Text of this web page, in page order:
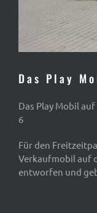
Das Play
Das Play Mobil
6
Für den
Verkaufmobil auf
entworfen und